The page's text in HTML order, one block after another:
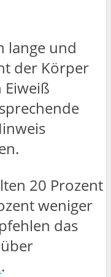
lange und
der Körper
20 Prozent
weniger
das
.